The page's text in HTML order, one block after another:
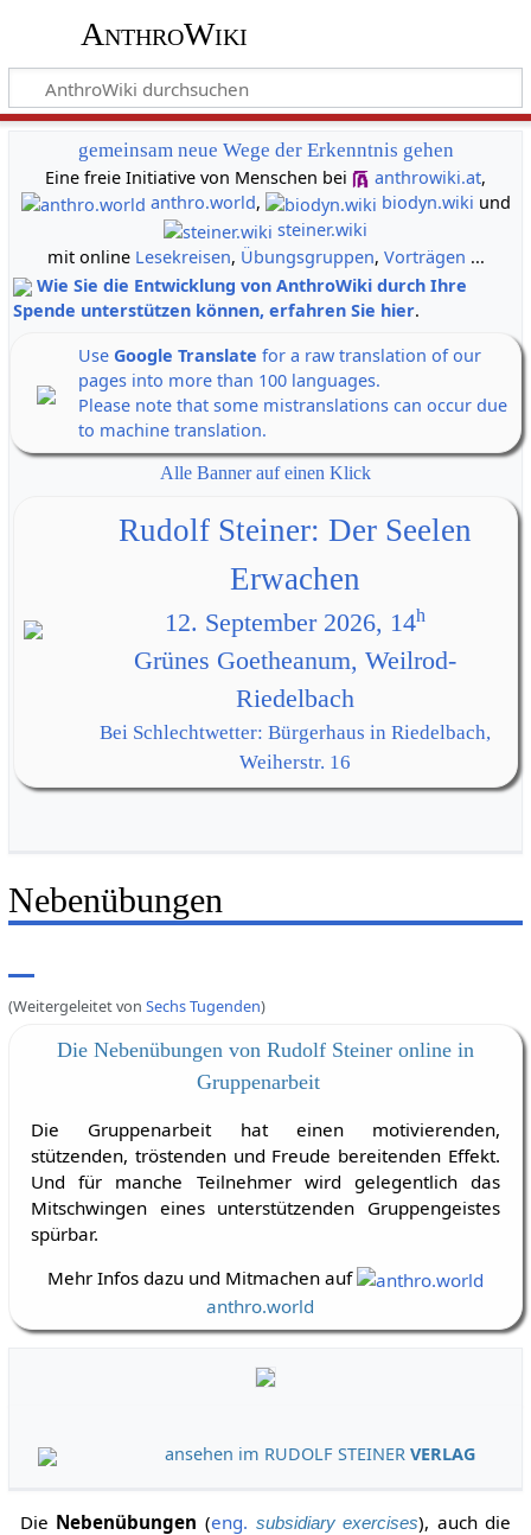
AnthroWiki
gemeinsam neue Wege der Erkenntnis gehen
Eine freie Initiative von Menschen bei
anthrowiki.at,
anthro.world, biodyn.wiki und
steiner.wiki
mit online Lesekreisen, Übungsgruppen, Vorträgen ...
Wie Sie die Entwicklung von AnthroWiki durch Ihre
Spende unterstützen können, erfahren Sie hier.
Use Google Translate for a raw translation of our
pages into more than 100 languages.
Please note that some mistranslations can occur due
to machine translation.
Alle Banner auf einen Klick
Rudolf Steiner: Der Seelen
Erwachen
12. September 2026, 14h
Grünes Goetheanum, Weilrod-
Riedelbach
Bei Schlechtwetter: Bürgerhaus in Riedelbach,
Weiherstr. 16
Nebenübungen
(Weitergeleitet von Sechs Tugenden)
Die Nebenübungen von Rudolf Steiner online in
Gruppenarbeit
Die Gruppenarbeit hat einen motivierenden,
stützenden, tröstenden und Freude bereitenden Effekt.
Und für manche Teilnehmer wird gelegentlich das
Mitschwingen eines unterstützenden Gruppengeistes
spürbar.
Mehr Infos dazu und Mitmachen auf
anthro.world
ansehen im RUDOLF STEINERVERLAG
Die Nebenübungen (eng. subsidiary exercises), auch die